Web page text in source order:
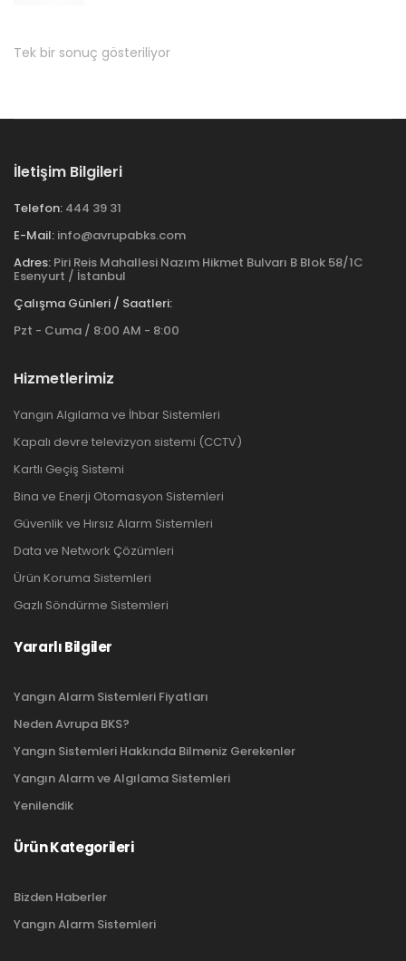
Tek bir sonuç gösteriliyor
İletişim Bilgileri
Telefon: 444 39 31
E-Mail: info@avrupabks.com
Adres: Piri Reis Mahallesi Nazım Hikmet Bulvarı B Blok 58/1C
Esenyurt / İstanbul
Çalışma Günleri / Saatleri:
Pzt - Cuma / 8:00 AM - 8:00
Hizmetlerimiz
Yangın Algılama ve İhbar Sistemleri
Kapalı devre televizyon sistemi (CCTV)
Kartlı Geçiş Sistemi
Bina ve Enerji Otomasyon Sistemleri
Güvenlik ve Hırsız Alarm Sistemleri
Data ve Network Çözümleri
Ürün Koruma Sistemleri
Gazlı Söndürme Sistemleri
Yararlı Bilgiler
Yangın Alarm Sistemleri Fiyatları
Neden Avrupa BKS?
Yangın Sistemleri Hakkında Bilmeniz Gerekenler
Yangın Alarm ve Algılama Sistemleri
Yenilendik
Ürün Kategorileri
Bizden Haberler
Yangın Alarm Sistemleri